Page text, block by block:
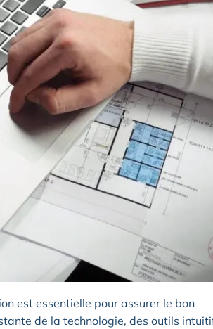
est essentielle pour assurer le bon
de la technologie, des outils